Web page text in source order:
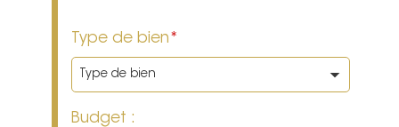
Type de bien*
Budget :